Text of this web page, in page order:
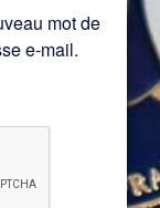
mot de
e-mail.